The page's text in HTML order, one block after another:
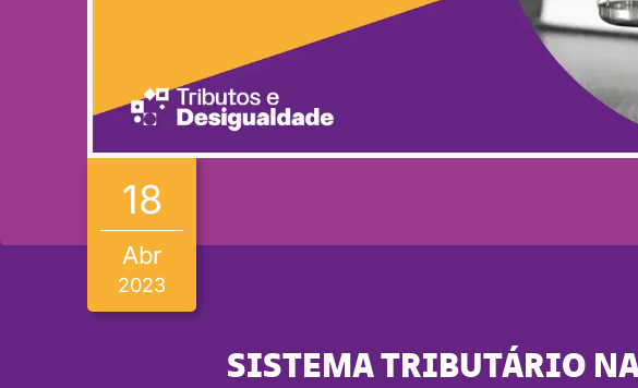
18
Abr
2023
SISTEMA TRIBUTÁRIO